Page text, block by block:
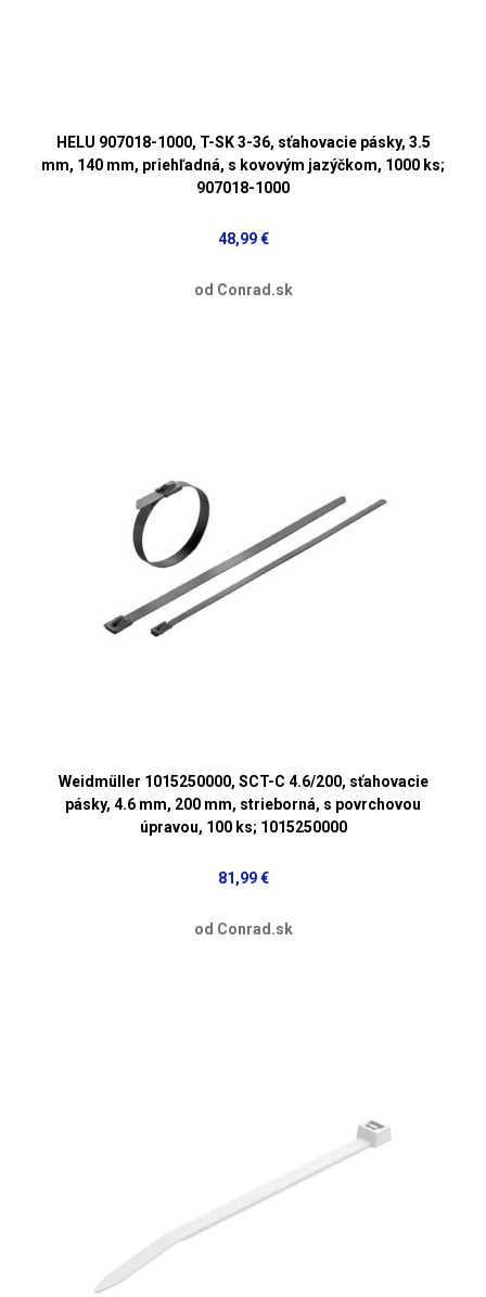
HELU 907018-1000, T-SK 3-36, sťahovacie pásky, 3.5
mm, 140 mm, priehľadná, s kovovým jazýčkom, 1000 ks;
907018-1000
48,99 €
od Conrad.sk
Weidmüller 1015250000, SCT-C 4.6/200, sťahovacie
pásky, 4.6 mm, 200 mm, strieborná, s povrchovou
úpravou, 100 ks; 1015250000
81,99 €
od Conrad.sk